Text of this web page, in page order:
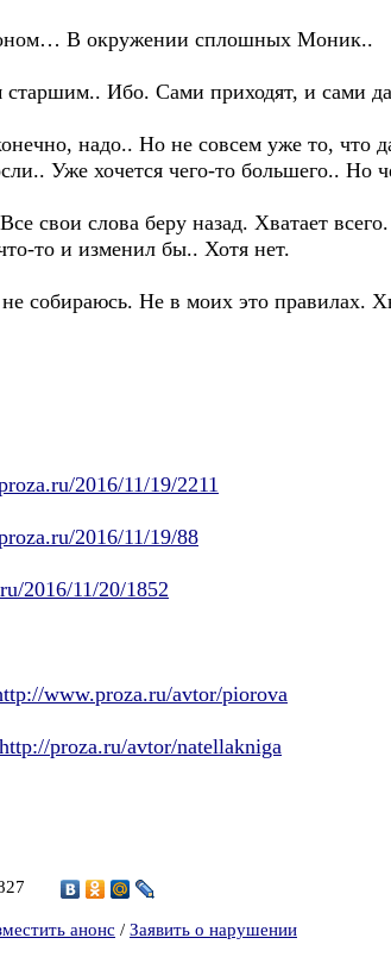
В окружении сплошных Моник..
Ибо. Сами приходят, и сами
надо.. Но не совсем уже то, что
Уже хочется чего-то большего.. Но
свои слова беру назад. Хватает
то и изменил бы.. Хотя нет.
собираюсь. Не в моих это правилах.
2016/11/19/2211
2016/11/19/88
2016/11/20/1852
www.proza.ru/avtor/piorova
http://proza.ru/avtor/natellakniga
анонс / Заявить о нарушении